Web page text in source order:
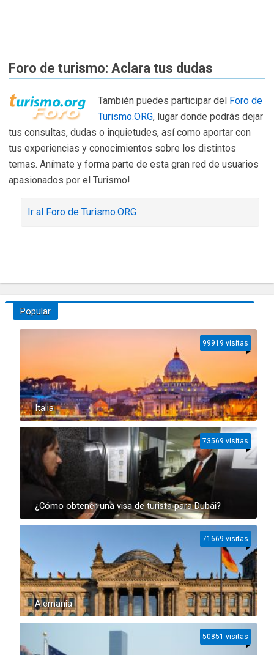
Foro de turismo: Aclara tus dudas
También puedes participar del Foro de
Turismo.ORG, lugar donde podrás dejar
tus consultas, dudas o inquietudes, así como aportar con
tus experiencias y conocimientos sobre los distintos
temas. Anímate y forma parte de esta gran red de usuarios
apasionados por el Turismo!
Ir al Foro de Turismo.ORG
Popular
Italia
99919 visitas
¿Cómo obtener una visa de turista para Dubái?
73569 visitas
Alemania
71669 visitas
50851 visitas